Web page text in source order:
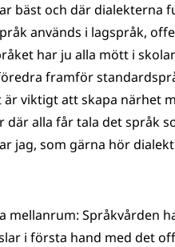
bäst och där dialekterna
används i lagspråk,
har ju alla mött i
framför
viktigt att skapa närhet
där alla får tala det språk
jag, som gärna hör
mellanrum: Språkvården
i första hand med det